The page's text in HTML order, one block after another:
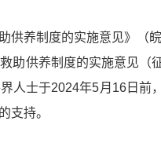
供养制度的实施意见》（
助供养制度的实施意见（
人士于2024年5月16日
支持。